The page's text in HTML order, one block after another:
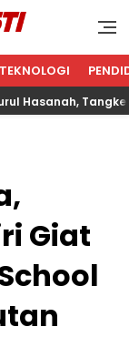
TEKNOLOGI
Tangkerang
Giat